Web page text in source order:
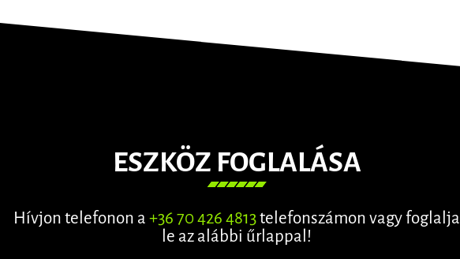
ESZKÖZ FOGLALÁSA
Hívjon telefonon a +36 70 426 4813telefonszámon vagy foglalja
le az alábbi űrlappal!